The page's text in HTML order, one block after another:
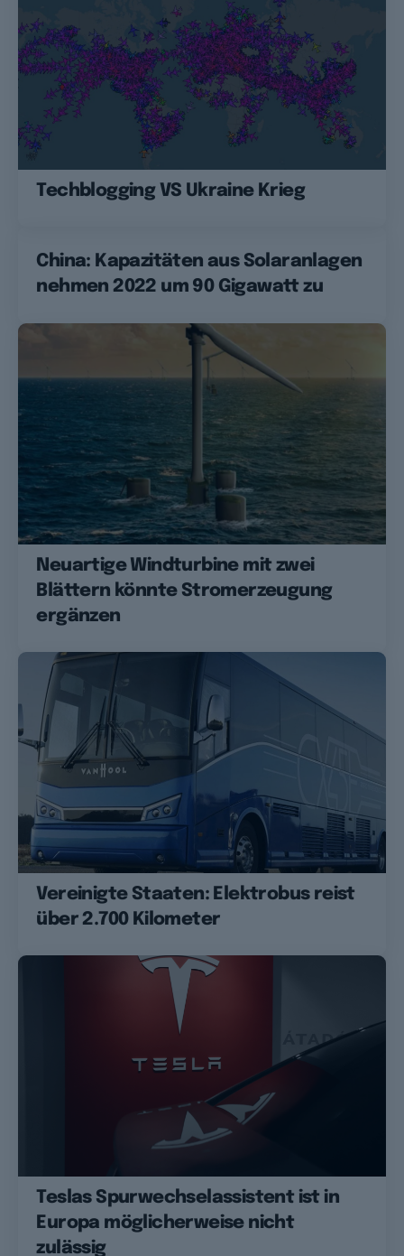
Techblogging VS Ukraine Krieg
China: Kapazitäten aus Solaranlagen
nehmen 2022 um 90 Gigawatt zu
Neuartige Windturbine mit zwei
Blättern könnte Stromerzeugung
ergänzen
Vereinigte Staaten: Elektrobus reist
über 2.700 Kilometer
Teslas Spurwechselassistent ist in
Europa möglicherweise nicht
zulässig